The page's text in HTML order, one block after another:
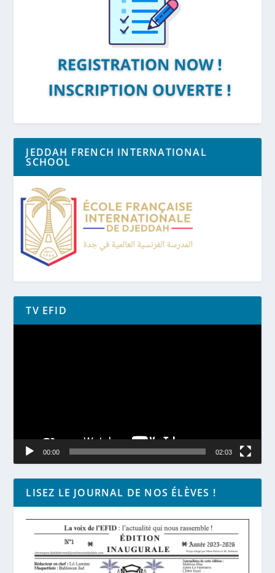
JEDDAH FRENCH INTERNATIONAL
SCHOOL
TV EFID
Lecteur
00:00 02:03
LISEZ LE JOURNAL DE NOS ÉLÈVES !